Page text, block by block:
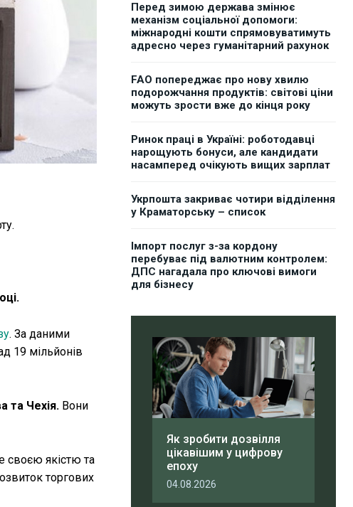
. За даними
19 мільйонів
та Чехія. Вони
своєю якістю та
торгових
Перед зимою держава змінює
механізм соціальної допомоги:
міжнародні кошти спрямовуватимуть
адресно через гуманітарний рахунок
FAO попереджає про нову хвилю
подорожчання продуктів: світові ціни
можуть зрости вже до кінця року
Ринок праці в Україні: роботодавці
нарощують бонуси, але кандидати
насамперед очікують вищих зарплат
Укрпошта закриває чотири відділення
у Краматорську – список
Імпорт послуг з-за кордону
перебуває під валютним контролем:
ДПС нагадала про ключові вимоги
для бізнесу
Як зробити дозвілля
цікавішим у цифрову
епоху
04.08.2026